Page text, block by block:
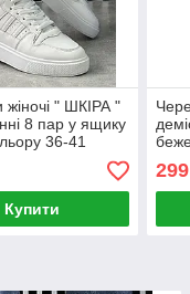
жіночі " ШКІРА "
8 пар у ящику
36-41
Купити
299